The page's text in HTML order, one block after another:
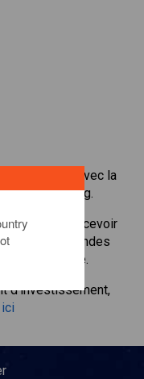
avec la
de Ainvesting.
Burberry
. Recevoir
des dividendes
elle-même.
d'investissement,